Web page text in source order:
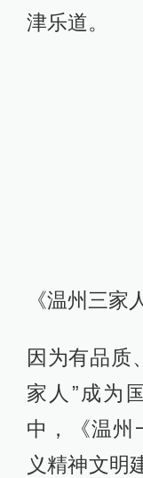
津乐道。
《温州三家
因为有品质
家人”成为
中，《温州
义精神文明